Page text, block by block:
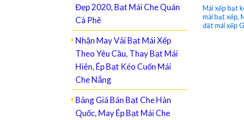
Đẹp 2020, Bạt Mái Che Quán
Cà Phê
Nhận May Vải Bạt Mái Xếp
Theo Yêu Cầu, Thay Bạt Mái
Hiên, Ép Bạt Kéo Cuốn Mái
Che Nắng
Bảng Giá Bán Bạt Che Hàn
Quốc, May Ép Bạt Mái Che
Mái xếp bạt
mái bạt xếp,
đặt mái xếp